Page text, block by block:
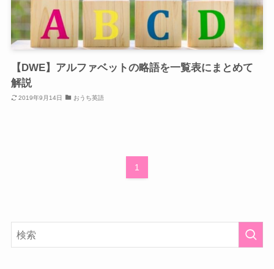
【DWE】アルファベットの略語を一覧表にまとめて
解説
2019年9月14日 おうち英語
1